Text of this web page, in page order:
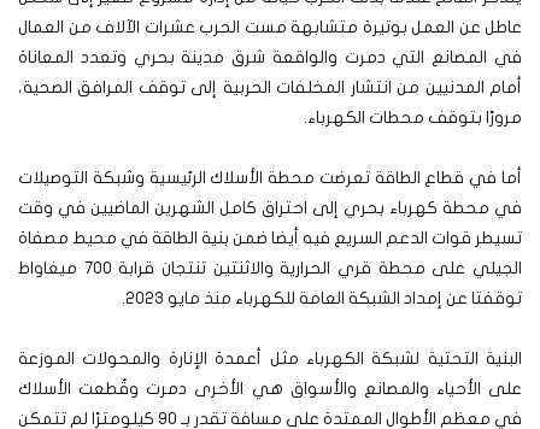
عاطل عن العمل بوتيرة متشابهة مست الحرب عشرات الآلاف من العمال
في المصانع التي دمرت والواقعة شرق مدينة بحري وتعدد المعاناة
أمام المدنيين من انتشار المخلفات الحربية إلى توقف المرافق الصحية،
مرورًا بتوقف محطات الكهرباء.
أما في قطاع الطاقة تعرضت محطة الأسلاك الرئيسية وشبكة التوصيلات
في محطة كهرباء بحري إلى احتراق كامل الشهرين الماضيين في وقت
تسيطر قوات الدعم السريع فيه أيضا ضمن بنية الطاقة في محيط مصفاة
الجيلي على محطة قري الحرارية والاثنتين تنتجان قرابة 700 ميغاواط
توقفتا عن إمداد الشبكة العامة للكهرباء منذ مايو 2023.
البنية التحتية لشبكة الكهرباء مثل أعمدة الإنارة والمحولات الموزعة
على الأحياء والمصانع والأسواق هي الأخرى دمرت وقُطعت الأسلاك
في معظم الأطوال الممتدة على مسافة تقدر بـ 90 كيلومترًا لم تتمكن